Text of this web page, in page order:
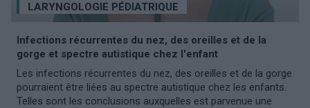
LARYNGOLOGIE PÉDIATRIQUE
Infections récurrentes du nez, des oreilles et de la
gorge et spectre autistique chez l'enfant
Les infections récurrentes du nez, des oreilles et de la gorge
pourraient être liées au spectre autistique chez les enfants.
Telles sont les conclusions auxquelles est parvenue une